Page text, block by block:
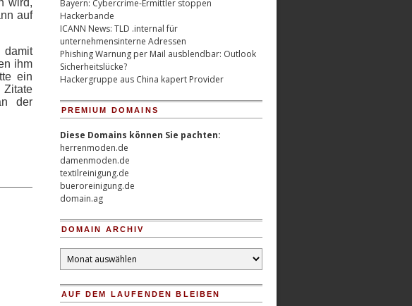
wird,
auf
damit
ihm
ein
Zitate
der
Bayern: Cybercrime-Ermittler stoppen
Hackerbande
ICANN News: TLD .internal für
unternehmensinterne Adressen
Phishing Warnung per Mail ausblendbar: Outlook
Sicherheitslücke?
Hackergruppe aus China kapert Provider
PREMIUM DOMAINS
Diese Domains können Sie pachten:
herrenmoden.de
damenmoden.de
textilreinigung.de
bueroreinigung.de
domain.ag
DOMAIN ARCHIV
Domain
Archiv
AUF DEM LAUFENDEN BLEIBEN